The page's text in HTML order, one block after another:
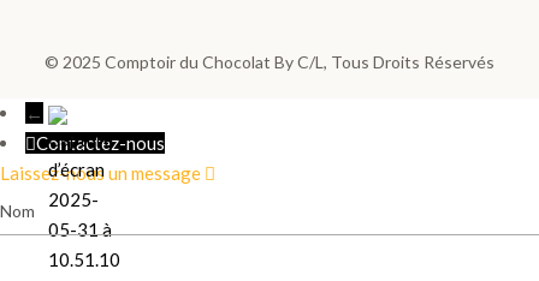
COLLECTION
© 2025 Comptoir du Chocolat By C/L , Tous Droits Réservés
←
Contactez-nous
Laissez-nous un message
Nom